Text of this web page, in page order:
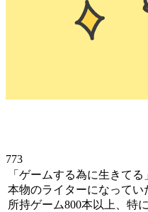
773
「ゲームする為に生きて
本物のライターになってい
所持ゲーム800本以上、特